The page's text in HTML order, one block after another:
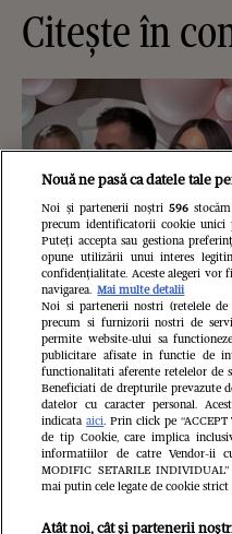
Citește în
Ce s-a
Cornel Luchian
Insula iubirii. S-
Nouă ne pasă ca datele tale
Noi și partenerii noștri 596stocăm
precum identificatorii cookie unici
Puteți accepta sau gestiona
opune utilizării unui interes
confidențialitate. Aceste alegeri
navigarea. Mai multe detalii
Noi si partenerii nostri (retelele de
precum si furnizorii nostri de
permite website-ului sa
publicitare afisate in functie de
functionalitati aferente retelelor de
Beneficiati de drepturile prevazute
datelor cu caracter personal.
indicataaici. Prin click pe
de tip Cookie, care implica
informatiilor de catre Vendor-ii
MODIFIC SETARILE
mai putin cele legate de cookie
Atât noi, cât și partenerii